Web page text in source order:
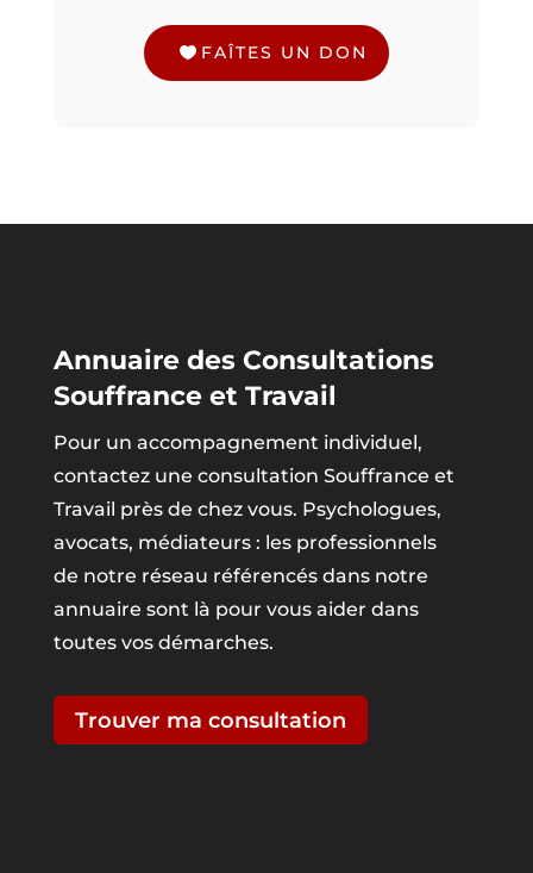
FAÎTES UN DON
Annuaire des Consultations
Souffrance et Travail
Pour un accompagnement individuel,
contactez une consultation Souffrance et
Travail près de chez vous. Psychologues,
avocats, médiateurs : les professionnels
de notre réseau référencés dans notre
annuaire sont là pour vous aider dans
toutes vos démarches.
Trouver ma consultation